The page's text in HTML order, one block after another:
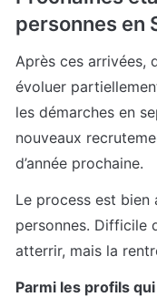
personnes en
Après ces arrivées,
évoluer
les démarches en
nouveaux
d’année prochaine.
Le process est bien
personnes. Difficile
atterrir, mais la
Parmi les profils